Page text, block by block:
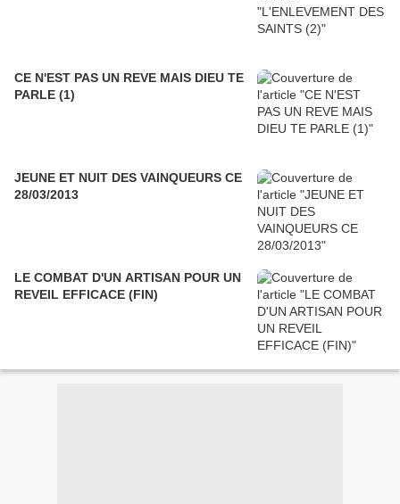
CE N'EST PAS UN REVE MAIS DIEU TE
PARLE (1)
JEUNE ET NUIT DES VAINQUEURS CE
28/03/2013
LE COMBAT D'UN ARTISAN POUR UN
REVEIL EFFICACE (FIN)